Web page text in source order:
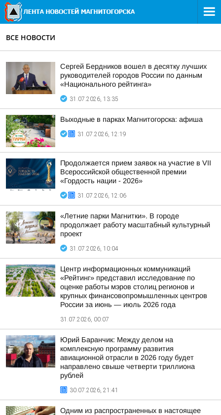
ВСЕ НОВОСТИ
Сергей Бердников вошел в десятку лучших
руководителей городов России по данным
«Национального рейтинга»
31.07.2026, 13:35
Выходные в парках Магнитогорска: афиша
31.07.2026, 12:19
Продолжается прием заявок на участие в VII
Всероссийской общественной премии
«Гордость нации - 2026»
31.07.2026, 12:06
«Летние парки Магнитки». В городе
продолжает работу масштабный культурный
проект
31.07.2026, 10:04
Центр информационных коммуникаций
«Рейтинг» представил исследование по
оценке работы мэров столиц регионов и
крупных финансовопромышленных центров
России за июнь — июль 2026 года
31.07.2026, 00:07
Юрий Баранчик: Между делом на
комплексную программу развития
авиационной отрасли в 2026 году будет
направлено свыше четверти триллиона
рублей
30.07.2026, 21:41
Одним из распространенных в настоящее